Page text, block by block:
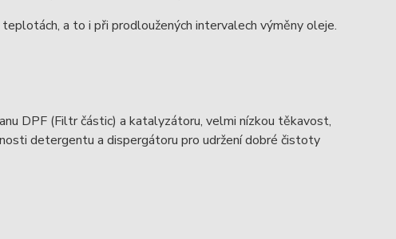
a to i při prodloužených intervalech výměny oleje.
DPF (Filtr částic) a katalyzátoru, velmi nízkou těkavost,
detergentu a dispergátoru pro udržení dobré čistoty